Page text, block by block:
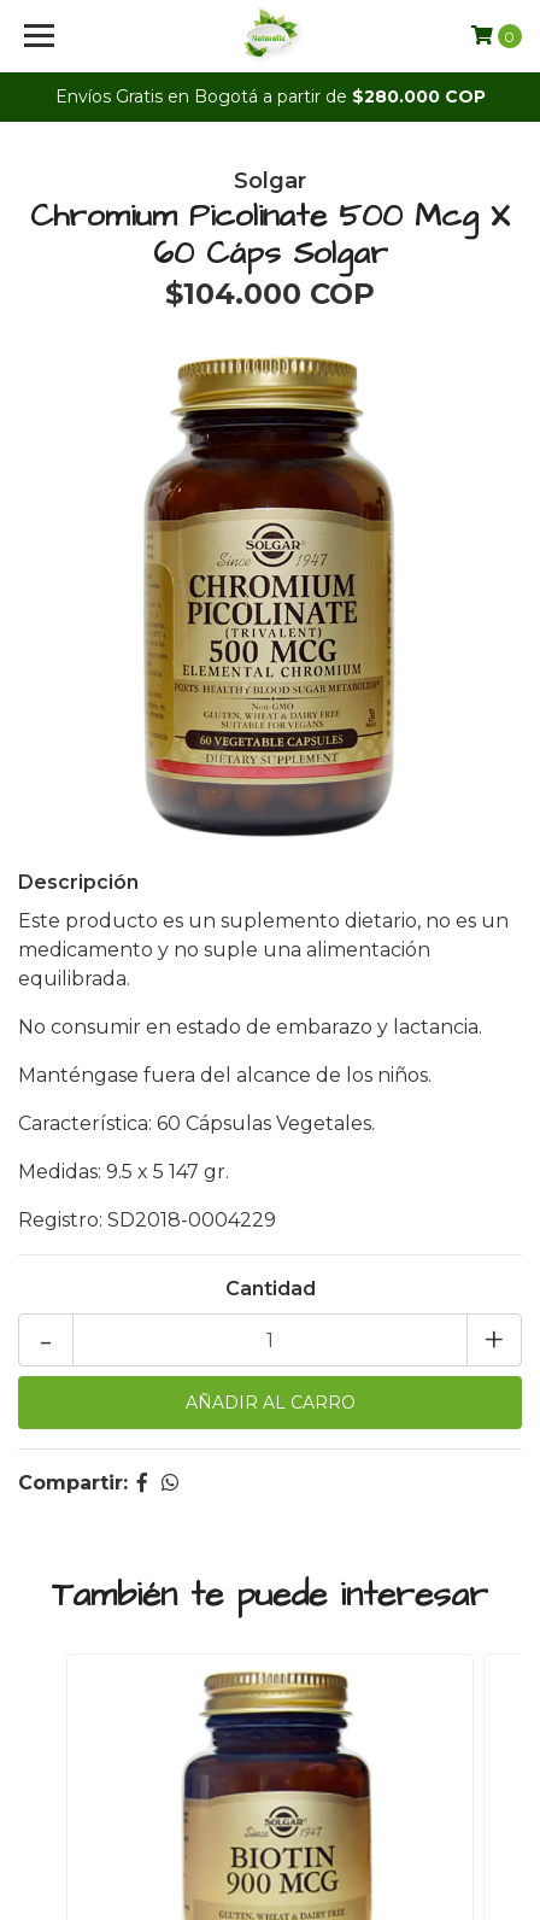
Envíos Gratis en Bogotá a partir de $280.000 COP
0
Solgar
Chromium Picolinate 500 Mcg X
60 Cáps Solgar
$104.000 COP
Descripción
Este producto es un suplemento dietario, no es un
medicamento y no suple una alimentación
equilibrada.
No consumir en estado de embarazo y lactancia.
Manténgase fuera del alcance de los niños.
Característica: 60 Cápsulas Vegetales.
Medidas: 9.5 x 5 147 gr.
Registro: SD2018-0004229
Cantidad
+
-
Compartir:
También te puede interesar